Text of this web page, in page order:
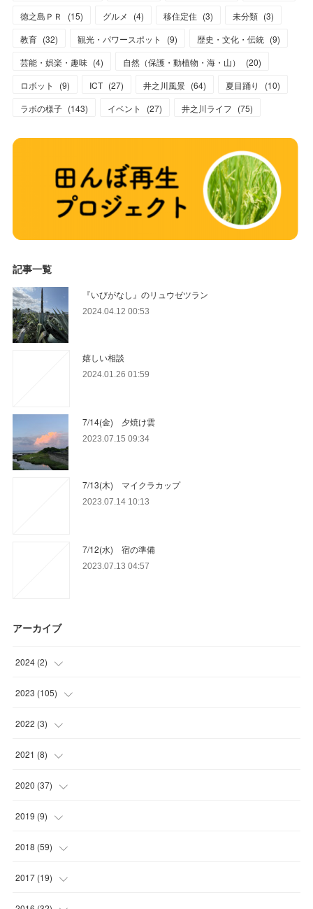
徳之島ＰＲ
(15) グルメ (4) 移住定住 (3) 未分類 (3)
教育 (32) 観光・パワースポット (9) 歴史・文化・伝統 (9)
芸能・娯楽・趣味 (4) 自然（保護・動植物・海・山） (20)
ロボット
(9) ICT (27) 井之川風景 (64) 夏目踊り (10)
ラボの様子 (143) イベント (27) 井之川ライフ (75)
記事一覧
『いびがなし』のリュウゼツラン
2024.04.12 00:53
嬉しい相談
2024.01.26 01:59
7/14(金) 夕焼け雲
2023.07.15 09:34
7/13(木) マイクラカップ
2023.07.14 10:13
7/12(水) 宿の準備
2023.07.13 04:57
アーカイブ
2024 (2)
(1)
( )
2023 (105)
( 15 )
( 29
(32
(
2022 (3)
( )
(1
(
2021 (8)
(5
( )
(2
2020 (37)
( )
(8
(21
(1
2019 (9)
(9
2018 (59)
(1
(10 )
2017 (19)